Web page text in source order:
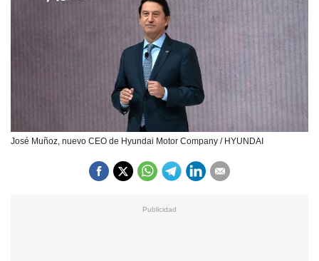
José Muñoz, nuevo CEO de Hyundai Motor Company / HYUNDAI